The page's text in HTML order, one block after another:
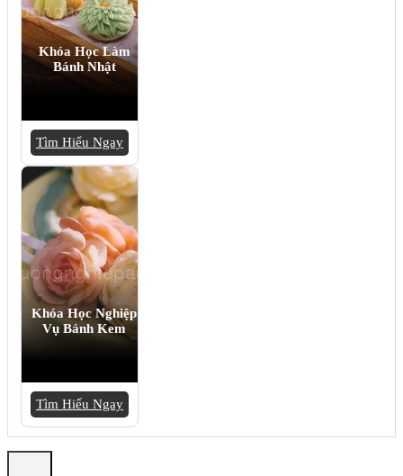
Khóa Học Làm
Bánh Nhật
Tìm Hiểu Ngay
Khóa Học Nghiệp
Vụ Bánh Kem
Tìm Hiểu Ngay